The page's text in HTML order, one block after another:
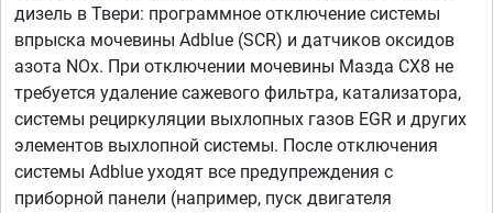
дизель в Твери: программное отключение системы
впрыска мочевины Adblue (SCR) и датчиков оксидов
азота NOx. При отключении мочевины Мазда СХ8 не
требуется удаление сажевого фильтра, катализатора,
системы рециркуляции выхлопных газов EGR и других
элементов выхлопной системы. После отключения
системы Adblue уходят все предупреждения с
приборной панели (например, пуск двигателя